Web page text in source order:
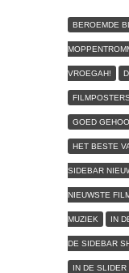
BEROEMDE
VROEGAH!
FILMPOSTERS
GOED
HET BESTE
SIDEBAR
NIEUWSTE
MUZIEK IN
DE SIDEBAR
IN DE SLIDER